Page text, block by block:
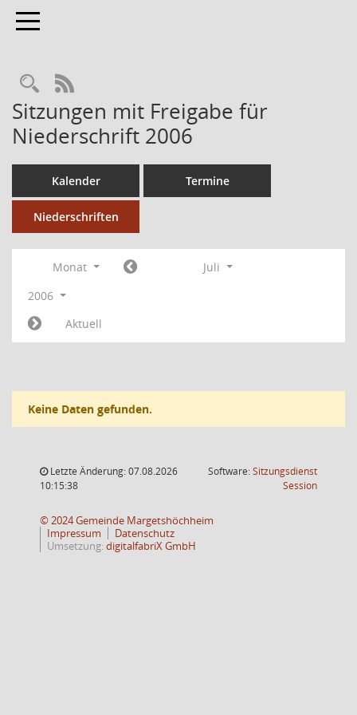
Toggle navigation
RSS-Feed
Sitzungen mit Freigabe für
Niederschrift 2006
Kalender Termine
Niederschriften
Monat
Juli
2006
Aktuell
Keine Daten gefunden.
Letzte Änderung: 07.08.2026
10:15:38
Software:Sitzungsdienst
Session(Wird in
© 2024 Gemeinde Margetshöchheim
Impressum
Datenschutz
Umsetzung:digitalfabriX GmbH